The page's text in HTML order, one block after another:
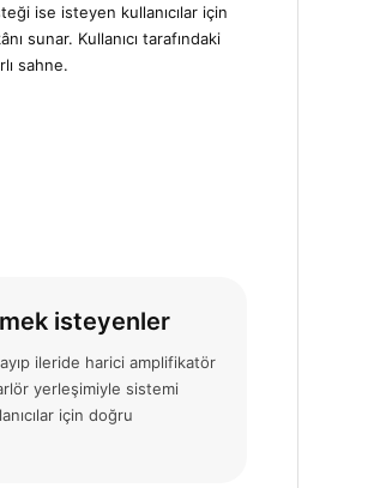
ise isteyen kullanıcılar için
sunar. Kullanıcı tarafındaki
sahne.
isteyenler
ileride harici amplifikatör
yerleşimiyle sistemi
için doğru